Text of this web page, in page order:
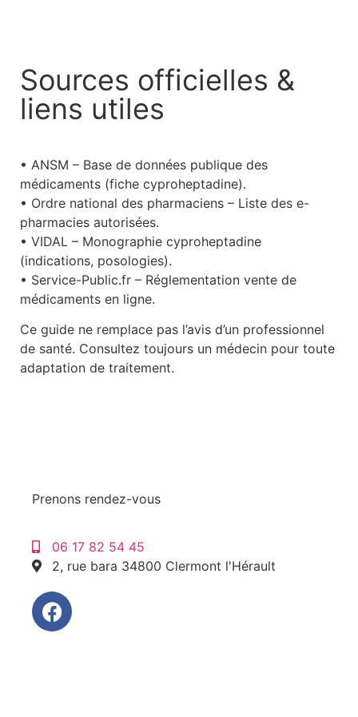
Sources officielles &
liens utiles
• ANSM – Base de données publique des
médicaments (fiche cyproheptadine).
• Ordre national des pharmaciens – Liste des e-
pharmacies autorisées.
• VIDAL – Monographie cyproheptadine
(indications, posologies).
• Service-Public.fr – Réglementation vente de
médicaments en ligne.
Ce guide ne remplace pas l’avis d’un professionnel
de santé. Consultez toujours un médecin pour toute
adaptation de traitement.
Prenons rendez-vous
06 17 82 54 45
2, rue bara 34800 Clermont l'Hérault